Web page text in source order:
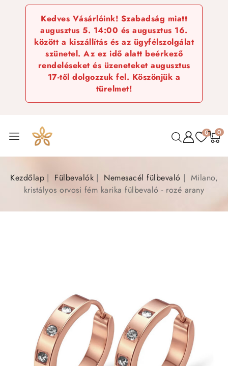
Kedves Vásárlóink! Szabadság miatt
augusztus 5. 14:00 és augusztus 16.
között a kiszállítás és az ügyfélszolgálat
szünetel. Az ez idő alatt beérkező
rendeléseket és üzeneteket augusztus
17-től dolgozzuk fel. Köszönjük a
türelmet!
0 0
Kezdőlap Fülbevalók Nemesacél fülbevaló
Milano,
kristályos orvosi fém karika fülbevaló - rozé arany